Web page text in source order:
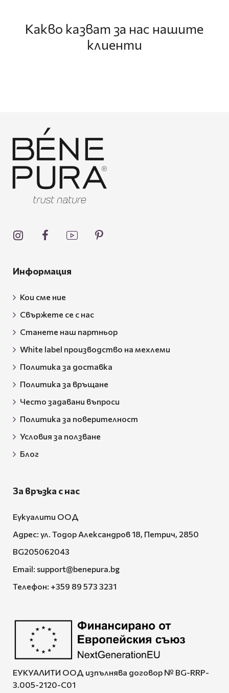
Какво казват за нас нашите
клиенти
Информация
Кои сме ние
Свържете се с нас
Станете наш партньор
White label производство на мехлеми
Политика за доставка
Политика за връщане
Често задавани въпроси
Политика за поверителност
Условия за ползване
Блог
За връзка с нас
Еукуалити ООД
Адрес: ул. Тодор Александров 18, Петрич, 2850
BG205062043
Email: support@benepura.bg
Телефон: +359 89 573 3231
ЕУКУАЛИТИ ООД изпълнява договор № BG-RRP-
3.005-2120-C01